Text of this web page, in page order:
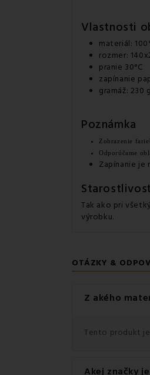
Vlastnosti
materiál:
rozmer:
pranie 30°C
zapínanie
gramáž: 230
Poznámka
Zobrazenie
Odporúčame
Zapínanie je
Tak ako pri
výrobku.
OTÁZKY &
Z akého
Tento produkt
Akej značky